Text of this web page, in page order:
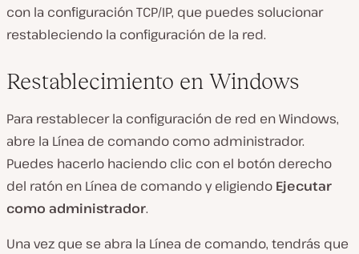
con la configuraciónTCP/IP, que puedes solucionar
restableciendo la configuración de la red.
Restablecimiento en Windows
Para restablecer la configuración de red en Windows,
abre la Línea de comando como administrador.
Puedes hacerlo haciendo clic con el botón derecho
del ratón en Línea de comandoy eligiendo Ejecutar
como administrador.
Una vez que se abra la Línea de comando, tendrás que